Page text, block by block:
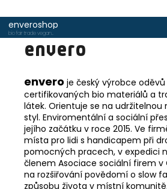
Přejít
na
enveroshop
bio fair trade vegan
envero
envero je český výrobce
certifikovaných bio materiálů a
látek. Orientuje se na udržitelnou
styl. Enviromentální a sociální
jejího začátku v roce 2015. Ve
místa pro lidi s handicapem při
pomocných pracech, v expedici
členem Asociace sociální firem v
na rozšiřování povědomí o slow
způsobu života v místní
o
š
Zpět
Zpět